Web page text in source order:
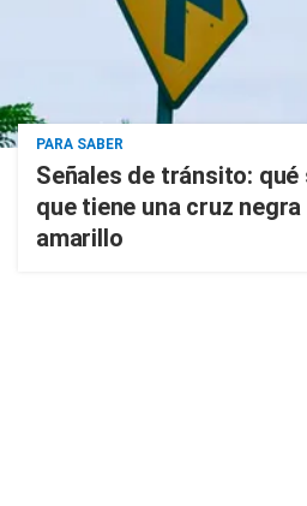
PARA SABER
Señales de tránsito:
que tiene una cruz
amarillo